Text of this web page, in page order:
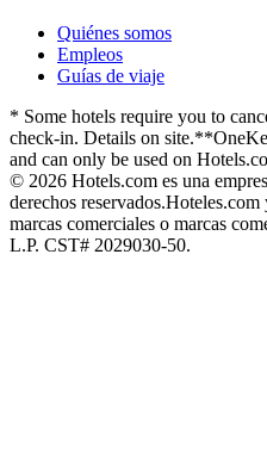
Quiénes somos
Empleos
Guías de viaje
* Some hotels require you to
check-in. Details on site.
and can only be used on
© 2026 Hotels.com es una
derechos reservados.Hoteles.com
marcas comerciales o marcas
L.P. CST# 2029030-50.